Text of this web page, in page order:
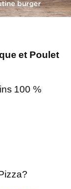
et Poulet
100 %